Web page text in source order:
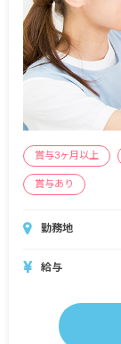
賞与3ヶ月以上
賞与あり
勤務地
給与